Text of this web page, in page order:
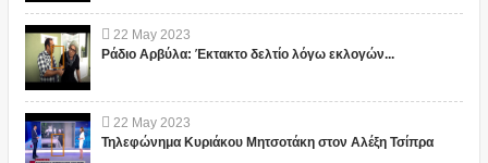
22 May 2023
Ράδιο Αρβύλα: Έκτακτο δελτίο λόγω εκλογών...
22 May 2023
Τηλεφώνημα Κυριάκου Μητσοτάκη στον Αλέξη Τσίπρα